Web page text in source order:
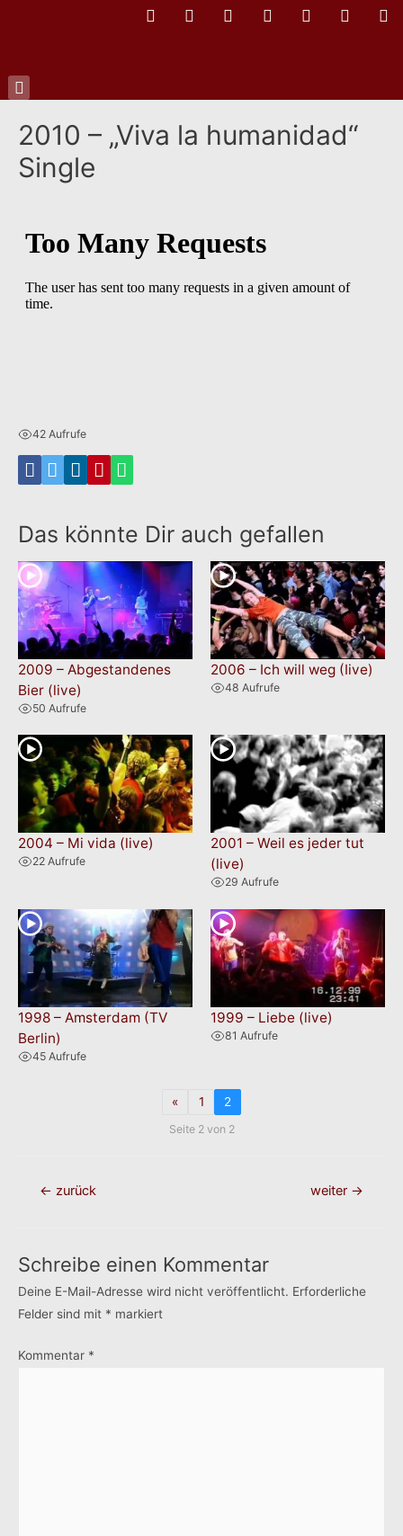
2010 – „Viva la humanidad“
Single
42 Aufrufe
Das könnte Dir auch gefallen
2009 – Abgestandenes
Bier (live)
50 Aufrufe
2006 – Ich will weg (Iive)
48 Aufrufe
2004 – Mi vida (live)
22 Aufrufe
2001 – Weil es jeder tut
(live)
29 Aufrufe
1998 – Amsterdam (TV
Berlin)
45 Aufrufe
1999 – Liebe (live)
81 Aufrufe
« 1 2
Seite 2 von 2
← zurück weiter →
Schreibe einen Kommentar
Deine E-Mail-Adresse wird nicht veröffentlicht. Erforderliche
Felder sind mit * markiert
Kommentar *